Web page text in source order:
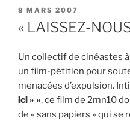
PUBLIÉ
8 MARS 2007
« LAISSEZ-
Un collectif de cinéastes
un film-pétition pour
menacées d’expulsion.
ici » », ce film de 2mn10
de « sans papiers » qui se